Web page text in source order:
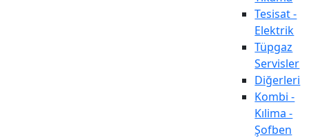
Tesisat -
Elektrik
Tüpgaz
Servisler
Diğerleri
Kombi -
Kılima -
Şofben